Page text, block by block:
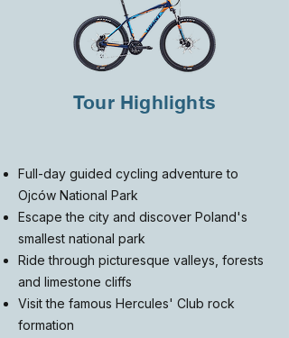
Tour Highlights
Full-day guided cycling adventure to
Ojców National Park
Escape the city and discover Poland's
smallest national park
Ride through picturesque valleys, forests
and limestone cliffs
Visit the famous Hercules' Club rock
formation